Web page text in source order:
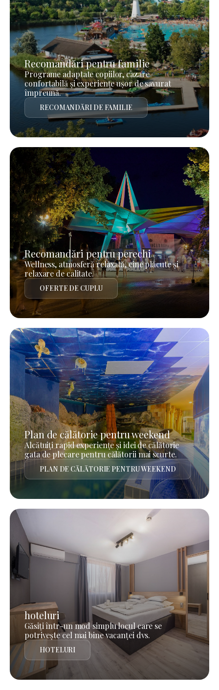
Recomandări pentru familie
Programe adaptate copiilor, cazare
confortabilă și experiențe ușor de savurat
împreună.
RECOMANDĂRI DE FAMILIE
Recomandări pentru perechi
Wellness, atmosferă relaxată, cine plăcute și
relaxare de calitate.
OFERTE DE CUPLU
Plan de călătorie pentru weekend
Alcătuiți rapid experiențe și idei de călătorie
gata de plecare pentru călătorii mai scurte.
PLAN DE CĂLĂTORIE PENTRU WEEKEND
hoteluri
Găsiți într-un mod simplu locul care se
potrivește cel mai bine vacanței dvs.
HOTELURI